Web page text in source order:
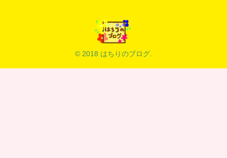
© 2018 はちりのブログ.